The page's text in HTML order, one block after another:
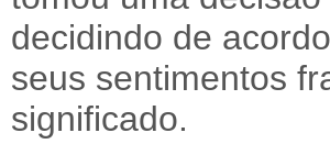
decidindo de
seus sentimentos
significado.